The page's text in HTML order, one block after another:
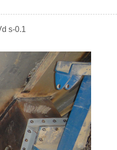
s-0.1